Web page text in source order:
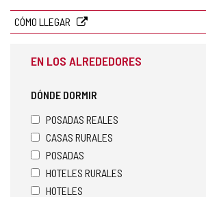
CÓMO LLEGAR
EN LOS ALREDEDORES
DÓNDE DORMIR
POSADAS REALES
CASAS RURALES
POSADAS
HOTELES RURALES
HOTELES